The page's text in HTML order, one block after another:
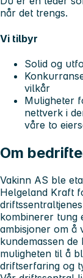
når det trengs.
Vi tilbyr
Solid og
vilkår
Muligheter
nettverk i
våre to
Om
Vakinn AS ble
Helgeland Kraft
kombinerer tung
ambisjoner om å
kundemassen
muligheten til å
driftserfaring og